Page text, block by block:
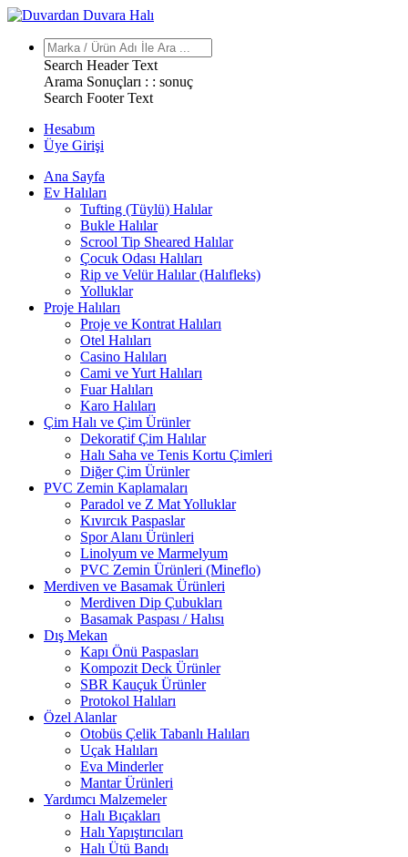
Search Header Text
Arama Sonuçları : : sonuç
Search Footer Text
Hesabım
Üye Girişi
Ana Sayfa
Ev Halıları
Tufting (Tüylü) Halılar
Bukle Halılar
Scrool Tip Sheared Halılar
Çocuk Odası Halıları
Rip ve Velür Halılar (Halıfleks)
Yolluklar
Proje Halıları
Proje ve Kontrat Halıları
Otel Halıları
Casino Halıları
Cami ve Yurt Halıları
Fuar Halıları
Karo Halıları
Çim Halı ve Çim Ürünler
Dekoratif Çim Halılar
Halı Saha ve Tenis Kortu Çimleri
Diğer Çim Ürünler
PVC Zemin Kaplamaları
Paradol ve Z Mat Yolluklar
Kıvırcık Paspaslar
Spor Alanı Ürünleri
Linolyum ve Marmelyum
PVC Zemin Ürünleri (Mineflo)
Merdiven ve Basamak Ürünleri
Merdiven Dip Çubukları
Basamak Paspası / Halısı
Dış Mekan
Kapı Önü Paspasları
Kompozit Deck Ürünler
SBR Kauçuk Ürünler
Protokol Halıları
Özel Alanlar
Otobüs Çelik Tabanlı Halıları
Uçak Halıları
Eva Minderler
Mantar Ürünleri
Yardımcı Malzemeler
Halı Bıçakları
Halı Yapıştırıcıları
Halı Ütü Bandı